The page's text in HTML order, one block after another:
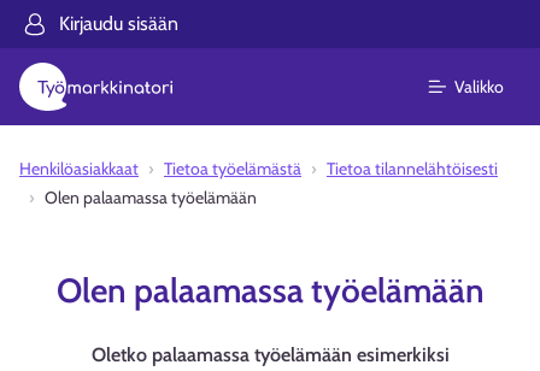
Kirjaudu sisään
Valikko
Henkilöasiakkaat Tietoa työelämästä
Tietoa tilannelähtöisesti
Olen palaamassa työelämään
Olen palaamassa työelämään
Oletko palaamassa työelämään esimerkiksi